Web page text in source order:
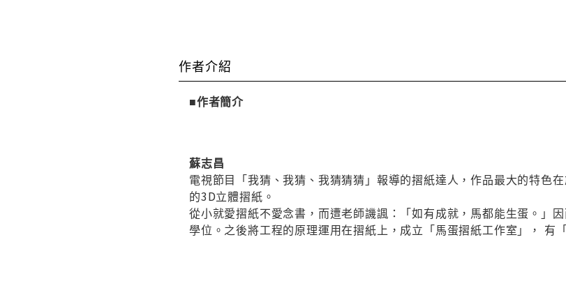
作者介紹
■作者簡介
蘇志昌
電視節目「我猜、我猜、我猜猜猜」報導的摺紙達人，作品最大的特色
的3D立體摺紙。
從小就愛摺紙不愛念書，而遭老師譏諷：「如有成就，馬都能生蛋。」
學位。之後將工程的原理運用在摺紙上，成立「馬蛋摺紙工作室」， 有